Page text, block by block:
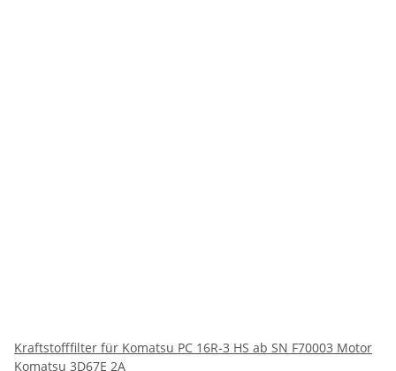
Kraftstofffilter für Komatsu PC 16R-3 HS ab SN F70003 Motor
Komatsu 3D67E 2A